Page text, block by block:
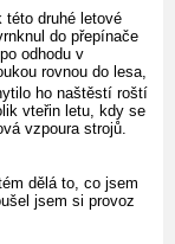
této druhé letové
do přepínače
odhodu v
rovnou do lesa,
ho naštěstí roští
vteřin letu, kdy se
vzpoura strojů.
dělá to, co jsem
jsem si provoz